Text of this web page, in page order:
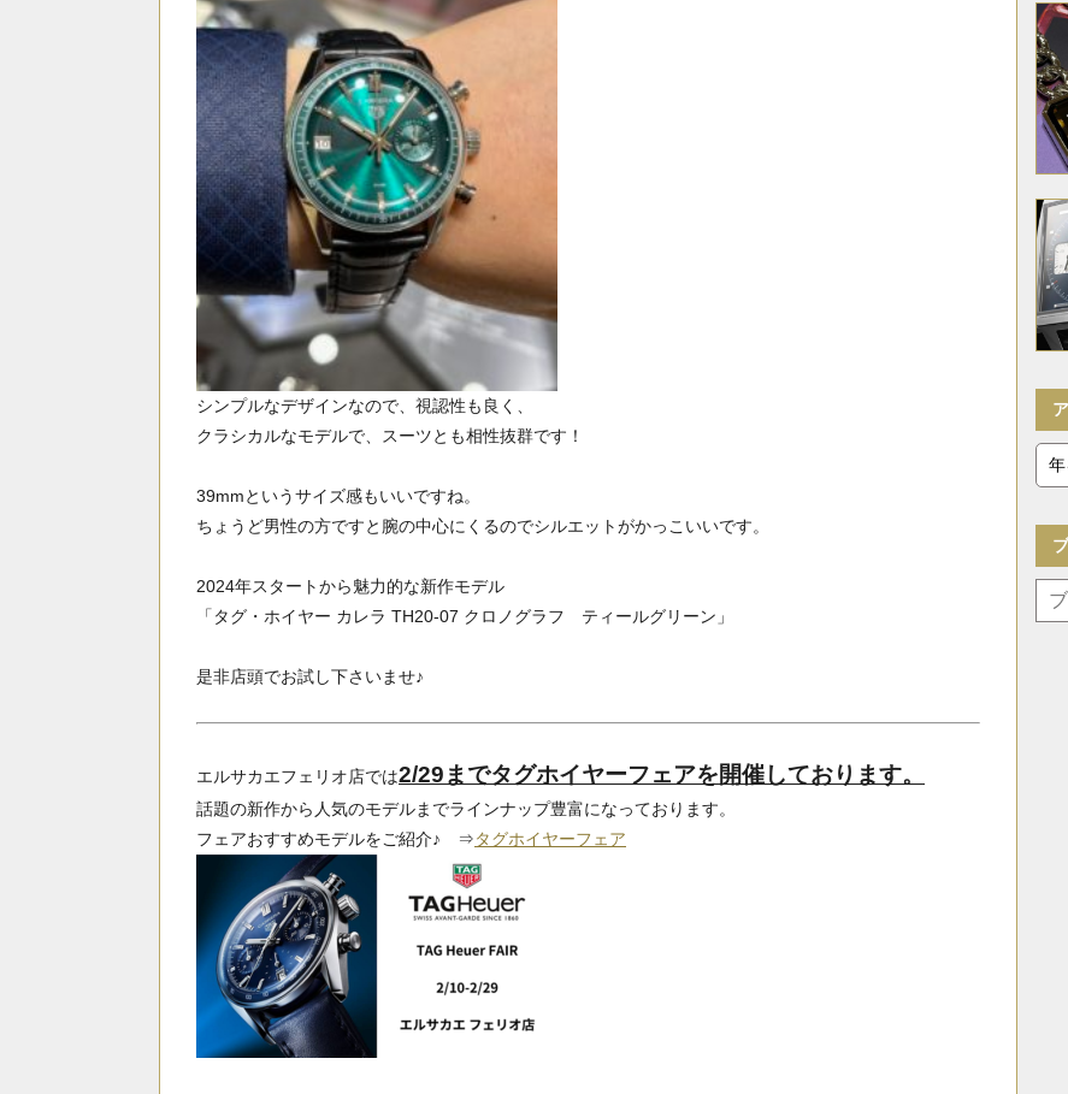
シンプルなデザインなので、視認性も良く、
クラシカルなモデルで、スーツとも相性抜群です！
39mmというサイズ感もいいですね。
ちょうど男性の方ですと腕の中心にくるのでシルエットがかっこいいです。
2024年スタートから魅力的な新作モデル
「タグ・ホイヤー カレラ TH20-07 クロノグラフ ティールグリーン」
是非店頭でお試し下さいませ♪
エルサカエフェリオ店では2/29までタグホイヤーフェアを開催しております。
話題の新作から人気のモデルまでラインナップ豊富になっております。
フェアおすすめモデルをご紹介♪ ⇒タグホイヤーフェア